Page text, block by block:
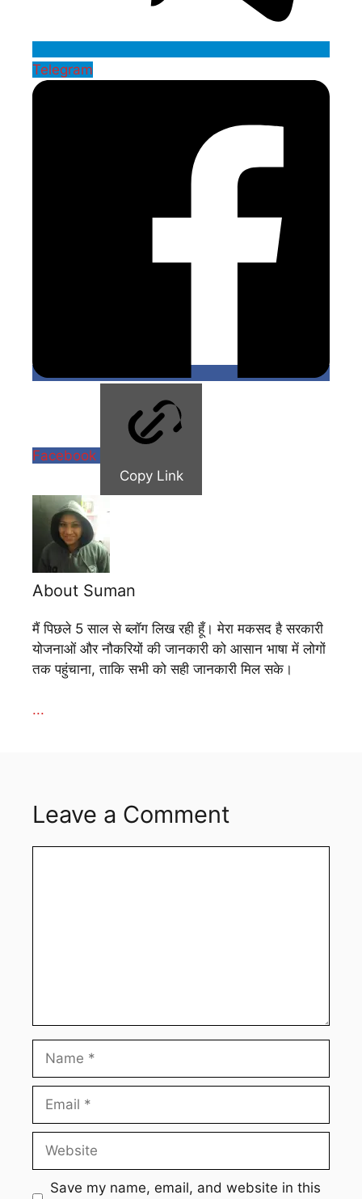
Telegram
Facebook
Copy Link
About Suman
मैं पिछले 5 साल से ब्लॉग लिख रही हूँ। मेरा मकसद है सरकारी
योजनाओं और नौकरियों की जानकारी को आसान भाषा में लोगों
तक पहुंचाना, ताकि सभी को सही जानकारी मिल सके।
...
Leave a Comment
Name
Email
Website
Save my name, email, and website in this